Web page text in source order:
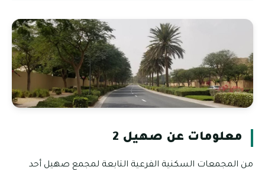
معلومات عن صهيل 2
من المجمعات السكنية الفرعية التابعة لمجمع صهيل أحد